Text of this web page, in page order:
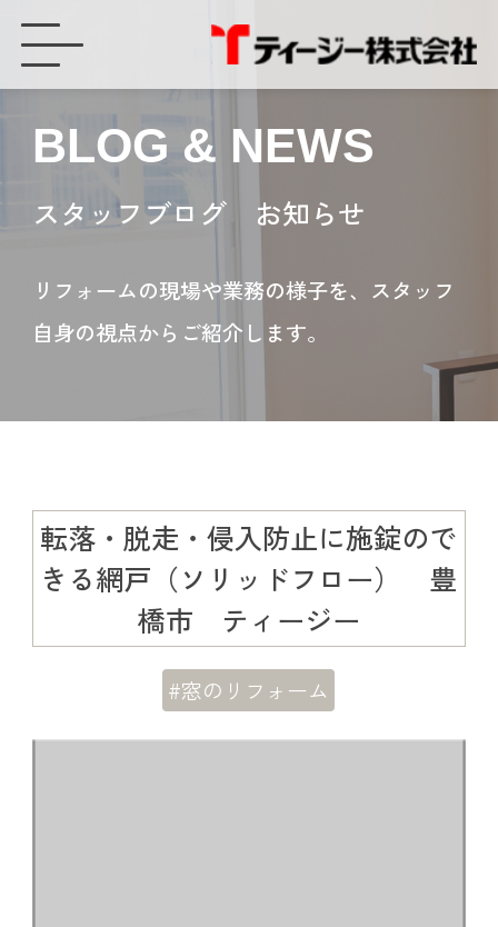
BLOG & NEWS
スタッフブログ お知らせ
リフォームの現場や業務の様子を、スタッフ
自身の視点からご紹介します。
転落・脱走・侵入防止に施錠ので
きる網戸（ソリッドフロー） 豊
橋市 ティージー
#窓のリフォーム